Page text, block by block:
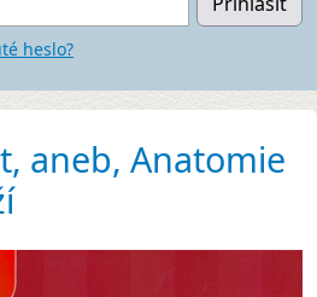
heslo?
aneb, Anatomie